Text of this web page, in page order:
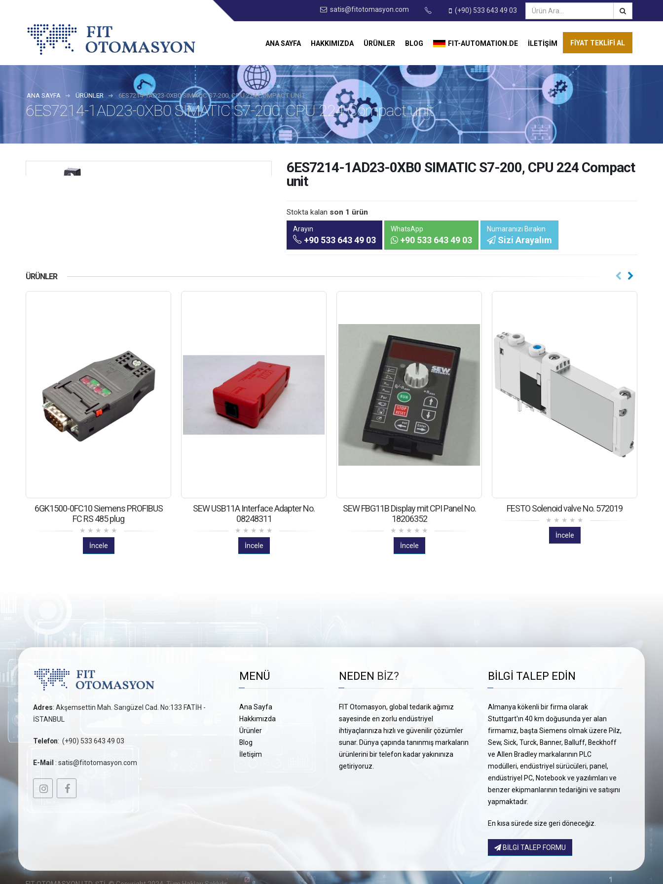
satis@fitotomasyon.com (+90) 533 643 49 03
ANA SAYFA HAKKIMIZDA ÜRÜNLER BLOG FIT-AUTOMATION.DE İLETIŞIM FIYAT TEKLIFI AL
ANA SAYFA ÜRÜNLER 6ES7214-1AD23-0XB0 SIMATIC S7-200, CPU 224 COMPACT UNIT
6ES7214-1AD23-0XB0 SIMATIC S7-200, CPU 224 Compact unit
6ES7214-1AD23-0XB0 SIMATIC S7-200, CPU 224 Compact
unit
Stokta kalan son 1 ürün
Arayın
+90 533 643 49 03
WhatsApp
+90 533 643 49 03
Numaranızı Bırakın
Sizi Arayalım
ÜRÜNLER
6GK1500-0FC10 Siemens PROFIBUS
FC RS 485 plug
İncele
SEW USB11A Interface Adapter No.
08248311
İncele
SEW FBG11B Display mit CPI Panel No.
18206352
İncele
FESTO Solenoid valve No. 572019
İncele
Adres: Akşemsettin Mah. Sarıgüzel Cad. No:133 FATİH -
İSTANBUL
Telefon: (+90) 533 643 49 03
E-Mail : satis@fitotomasyon.com
MENÜ
Ana Sayfa
Hakkımızda
Ürünler
Blog
İletişim
NEDEN BİZ?
FIT Otomasyon, global tedarik ağımız
sayesinde en zorlu endüstriyel
ihtiyaçlarınıza hızlı ve güvenilir çözümler
sunar. Dünya çapında tanınmış markaların
ürünlerini bir telefon kadar yakınınıza
getiriyoruz.
BİLGİ TALEP EDİN
Almanya kökenli bir firma olarak
Stuttgart'ın 40 km doğusunda yer alan
firmamız, başta Siemens olmak üzere Pilz,
Sew, Sick, Turck, Banner, Balluff, Beckhoff
ve Allen Bradley markalarının PLC
modülleri, endüstriyel sürücüleri, panel,
endüstriyel PC, Notebook ve yazılımları ve
benzer ekipmanlarının tedariğini ve satışını
yapmaktadır.
En kısa sürede size geri döneceğiz.
BİLGİ TALEP FORMU